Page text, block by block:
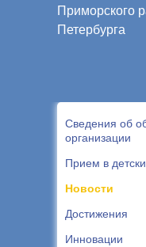
Приморского
Петербурга
Сведения об
организации
Прием в
Новости
Достижения
Инновации